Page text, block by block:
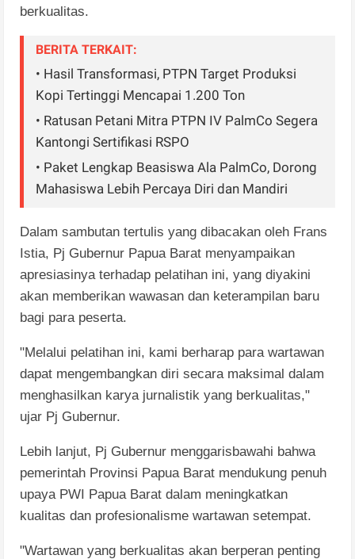
berkualitas.
BERITA TERKAIT:
• Hasil Transformasi, PTPN Target Produksi
Kopi Tertinggi Mencapai 1.200 Ton
• Ratusan Petani Mitra PTPN IV PalmCo Segera
Kantongi Sertifikasi RSPO
• Paket Lengkap Beasiswa Ala PalmCo, Dorong
Mahasiswa Lebih Percaya Diri dan Mandiri
Dalam sambutan tertulis yang dibacakan oleh Frans
Istia, Pj Gubernur Papua Barat menyampaikan
apresiasinya terhadap pelatihan ini, yang diyakini
akan memberikan wawasan dan keterampilan baru
bagi para peserta.
"Melalui pelatihan ini, kami berharap para wartawan
dapat mengembangkan diri secara maksimal dalam
menghasilkan karya jurnalistik yang berkualitas,"
ujar Pj Gubernur.
Lebih lanjut, Pj Gubernur menggarisbawahi bahwa
pemerintah Provinsi Papua Barat mendukung penuh
upaya PWI Papua Barat dalam meningkatkan
kualitas dan profesionalisme wartawan setempat.
"Wartawan yang berkualitas akan berperan penting